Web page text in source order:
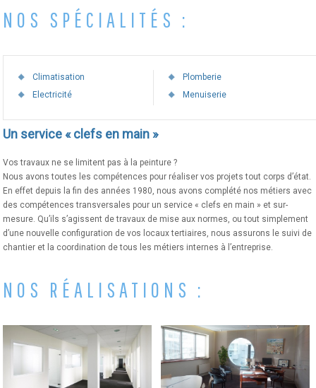
NOS SPÉCIALITÉS :
Climatisation
Plomberie
Electricité
Menuiserie
Un service « clefs en main »
Vos travaux ne se limitent pas à la peinture ?
Nous avons toutes les compétences pour réaliser vos projets tout corps d’état.
En effet depuis la fin des années 1980, nous avons complété nos métiers avec
des compétences transversales pour un service « clefs en main » et sur-
mesure. Qu’ils s’agissent de travaux de mise aux normes, ou tout simplement
d’une nouvelle configuration de vos locaux tertiaires, nous assurons le suivi de
chantier et la coordination de tous les métiers internes à l’entreprise.
NOS RÉALISATIONS :